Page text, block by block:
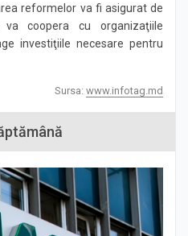
reformelor va fi asigurat de
va coopera cu organizaţiile
investiţiile necesare pentru
Sursa: www.infotag.md